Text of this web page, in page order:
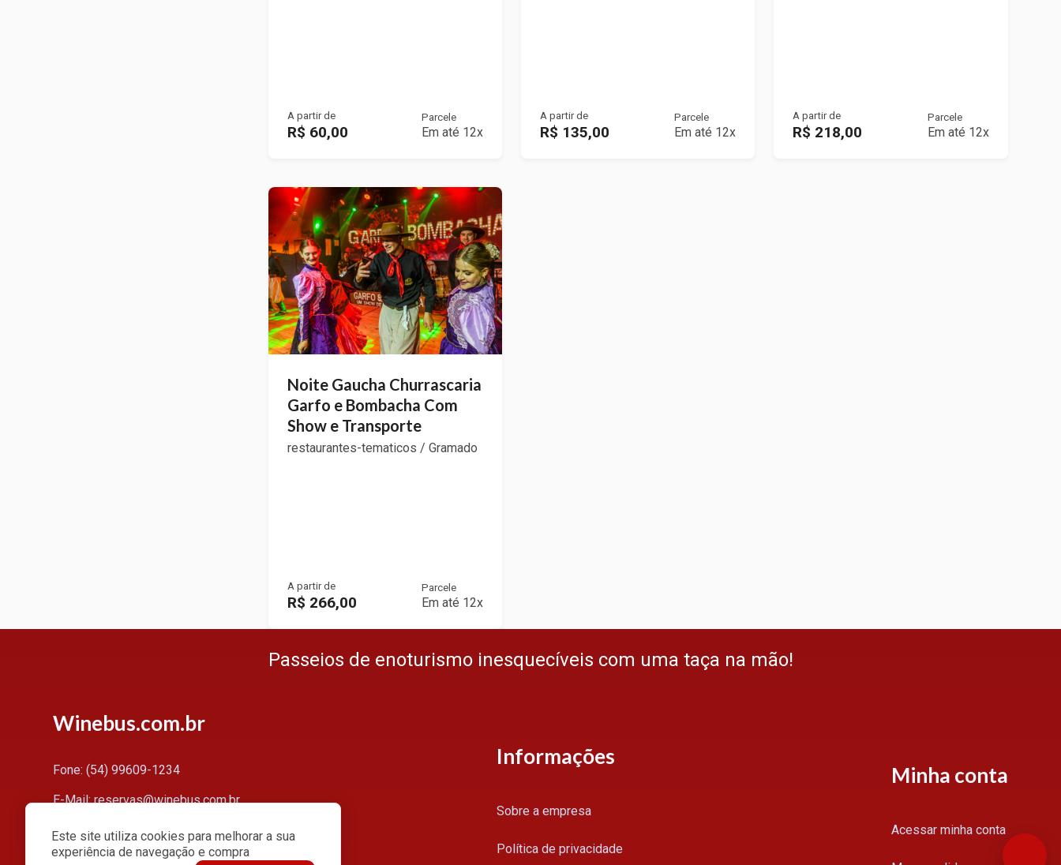
A partir de
R$ 60,00
Parcele
Em até 12x
A partir de
R$ 135,00
Parcele
Em até 12x
A partir de
R$ 218,00
Parcele
Em até 12x
Noite Gaucha Churrascaria
Garfo e Bombacha Com
Show e Transporte
restaurantes-tematicos / Gramado
A partir de
R$ 266,00
Parcele
Em até 12x
Passeios de enoturismo inesquecíveis com uma taça na mão!
Winebus.com.br
Fone: (54) 99609-1234
E-Mail: reservas@winebus.com.br
CNPJ: 10.273.806/0001-07
Informações
Sobre a empresa
Política de privacidade
Minha conta
Acessar minha conta
Este site utiliza cookies para melhorar a sua
experiência de navegação e compra